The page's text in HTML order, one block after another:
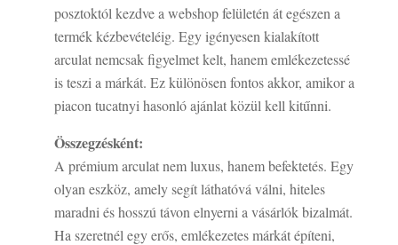
posztoktól kezdve a webshop felületén át egészen a
termék kézbevételéig. Egy igényesen kialakított
arculat nemcsak figyelmet kelt, hanem emlékezetessé
is teszi a márkát. Ez különösen fontos akkor, amikor a
piacon tucatnyi hasonló ajánlat közül kell kitűnni.
Összegzésként:
A prémium arculat nem luxus, hanem befektetés. Egy
olyan eszköz, amely segít láthatóvá válni, hiteles
maradni és hosszú távon elnyerni a vásárlók bizalmát.
Ha szeretnél egy erős, emlékezetes márkát építeni,